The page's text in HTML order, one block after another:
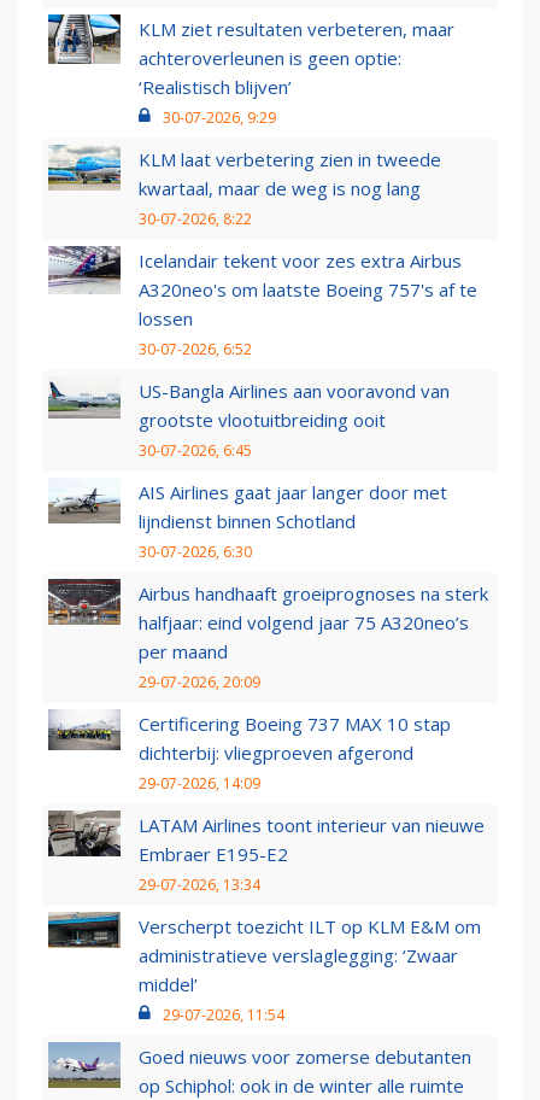
KLM ziet resultaten verbeteren, maar
achteroverleunen is geen optie:
‘Realistisch blijven’
30-07-2026, 9:29
KLM laat verbetering zien in tweede
kwartaal, maar de weg is nog lang
30-07-2026, 8:22
Icelandair tekent voor zes extra Airbus
A320neo's om laatste Boeing 757's af te
lossen
30-07-2026, 6:52
US-Bangla Airlines aan vooravond van
grootste vlootuitbreiding ooit
30-07-2026, 6:45
AIS Airlines gaat jaar langer door met
lijndienst binnen Schotland
30-07-2026, 6:30
Airbus handhaaft groeiprognoses na sterk
halfjaar: eind volgend jaar 75 A320neo’s
per maand
29-07-2026, 20:09
Certificering Boeing 737 MAX 10 stap
dichterbij: vliegproeven afgerond
29-07-2026, 14:09
LATAM Airlines toont interieur van nieuwe
Embraer E195-E2
29-07-2026, 13:34
Verscherpt toezicht ILT op KLM E&M om
administratieve verslaglegging: ‘Zwaar
middel’
29-07-2026, 11:54
Goed nieuws voor zomerse debutanten
op Schiphol: ook in de winter alle ruimte